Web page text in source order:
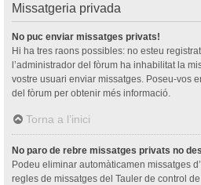
Missatgeria privada
No puc enviar missatges privats!
Hi ha tres raons possibles: no esteu
l’administrador del fòrum ha inhabilitat la
vostre usuari enviar missatges. Poseu-vos
del fòrum per obtenir més informació.
Torna a l’inici
No paro de rebre missatges privats no
Podeu eliminar automàticamen missatges
regles de missatges del Tauler de control